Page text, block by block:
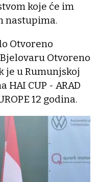
koje će im
nastupima.
Otvoreno
Otvoreno
je u Rumunjskoj
HAI CUP - ARAD
12 godina.